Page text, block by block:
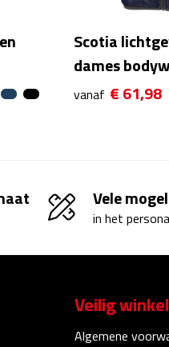
Scotia
dames
vanaf € 61,98
Vele
in het
Veilig
Algemene